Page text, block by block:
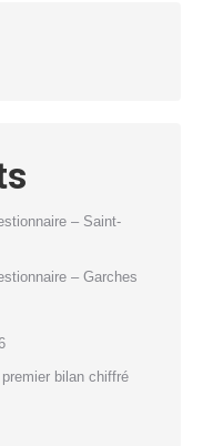
– Saint-
– Garches
bilan chiffré